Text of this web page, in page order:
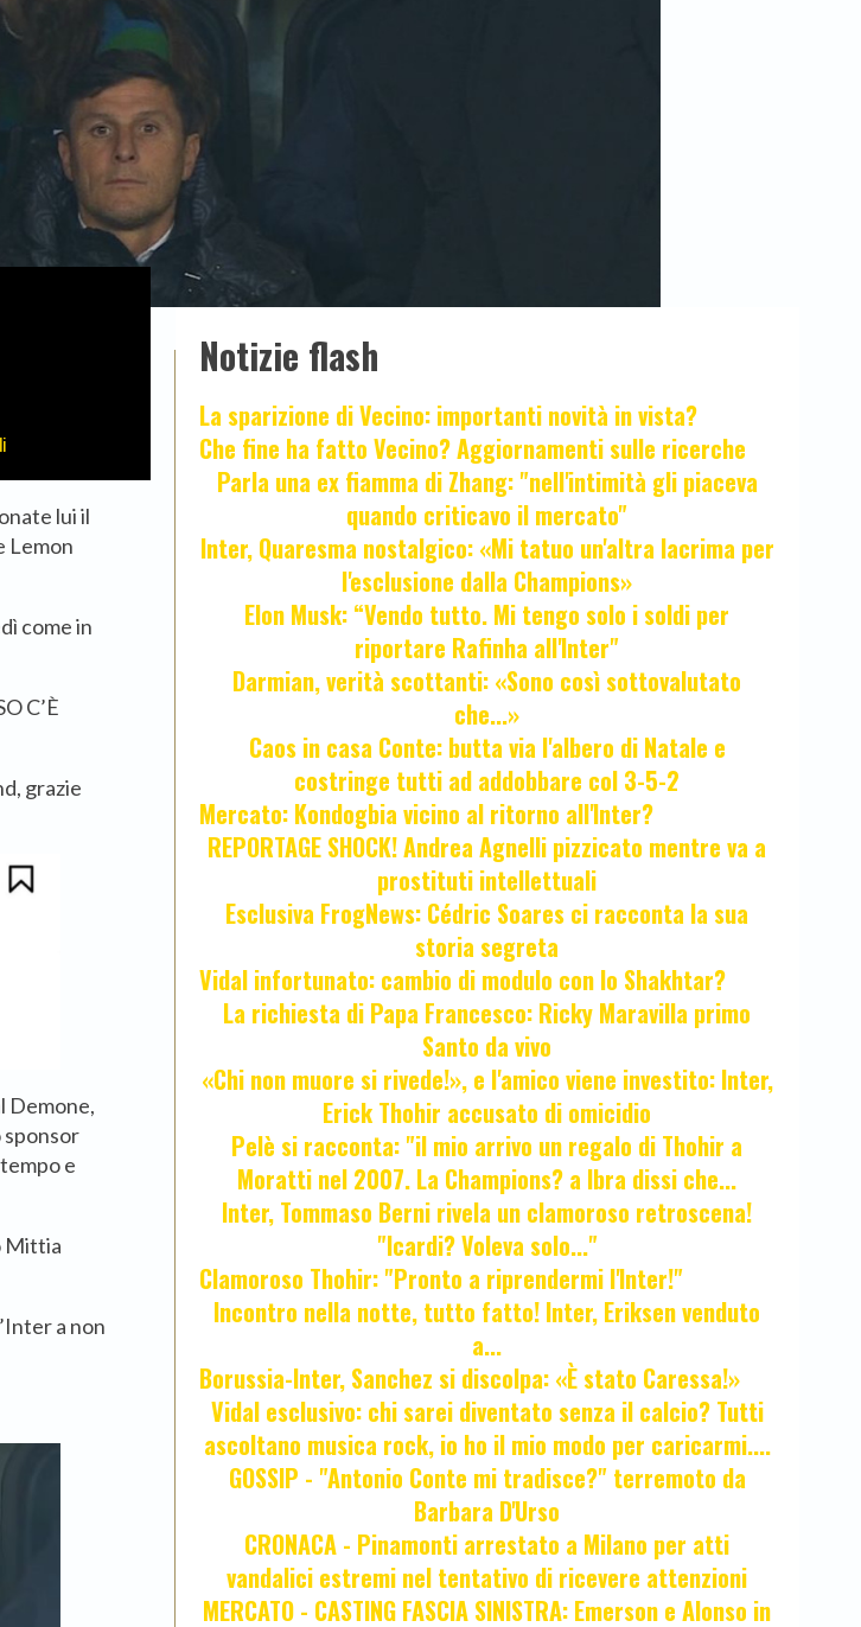
lui il
Lemon
come in
C’È
grazie
Demone,
sponsor
e
Mittia
a non
Notizie flash
La sparizione di Vecino: importanti novità in vista?
Che fine ha fatto Vecino? Aggiornamenti sulle ricerche
Parla una ex fiamma di Zhang: "nell'intimità gli piaceva
quando criticavo il mercato"
Inter, Quaresma nostalgico: «Mi tatuo un'altra lacrima per
l'esclusione dalla Champions»
Elon Musk: “Vendo tutto. Mi tengo solo i soldi per
riportare Rafinha all'Inter"
Darmian, verità scottanti: «Sono così sottovalutato
che...»
Caos in casa Conte: butta via l'albero di Natale e
costringe tutti ad addobbare col 3-5-2
Mercato: Kondogbia vicino al ritorno all'Inter?
REPORTAGE SHOCK! Andrea Agnelli pizzicato mentre va a
prostituti intellettuali
Esclusiva FrogNews: Cédric Soares ci racconta la sua
storia segreta
Vidal infortunato: cambio di modulo con lo Shakhtar?
La richiesta di Papa Francesco: Ricky Maravilla primo
Santo da vivo
«Chi non muore si rivede!», e l'amico viene investito: Inter,
Erick Thohir accusato di omicidio
Pelè si racconta: "il mio arrivo un regalo di Thohir a
Moratti nel 2007. La Champions? a Ibra dissi che...
Inter, Tommaso Berni rivela un clamoroso retroscena!
"Icardi? Voleva solo..."
Clamoroso Thohir: "Pronto a riprendermi l'Inter!"
Incontro nella notte, tutto fatto! Inter, Eriksen venduto
a...
Borussia-Inter, Sanchez si discolpa: «È stato Caressa!»
Vidal esclusivo: chi sarei diventato senza il calcio? Tutti
ascoltano musica rock, io ho il mio modo per caricarmi....
GOSSIP - "Antonio Conte mi tradisce?" terremoto da
Barbara D'Urso
CRONACA - Pinamonti arrestato a Milano per atti
vandalici estremi nel tentativo di ricevere attenzioni
MERCATO - CASTING FASCIA SINISTRA: Emerson e Alonso in